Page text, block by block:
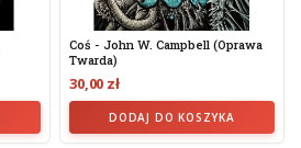
Coś - John W. Campbell (oprawa
Twarda)
30,00 zł
DODAJ DO KOSZYKA